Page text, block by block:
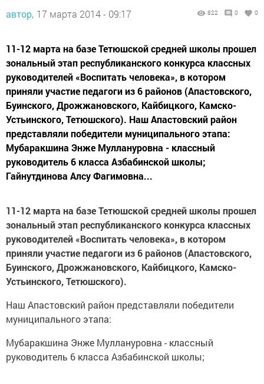
автор, 17 марта 2014 - 09:17 822 0 0
11-12 марта на базе Тетюшской средней школы прошел
зональный этап республиканского конкурса классных
руководителей «Воспитать человека», в котором
приняли участие педагоги из 6 районов (Апастовского,
Буинского, Дрожжановского, Кайбицкого, Камско-
Устьинского, Тетюшского). Наш Апастовский район
представляли победители муниципального этапа:
Мубаракшина Энже Муллануровна - классный
руководитель 6 класса Азбабинской школы;
Гайнутдинова Алсу Фагимовна...
11-12 марта на базе Тетюшской средней школы прошел
зональный этап республиканского конкурса классных
руководителей «Воспитать человека», в котором
приняли участие педагоги из 6 районов (Апастовского,
Буинского, Дрожжановского, Кайбицкого, Камско-
Устьинского, Тетюшского).
Наш Апастовский район представляли победители
муниципального этапа:
Мубаракшина Энже Муллануровна - классный
руководитель 6 класса Азбабинской школы;